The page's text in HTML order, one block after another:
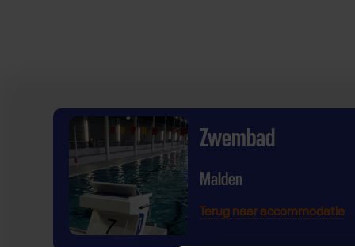
Zwembad
Malden
Terug naar accommodatie